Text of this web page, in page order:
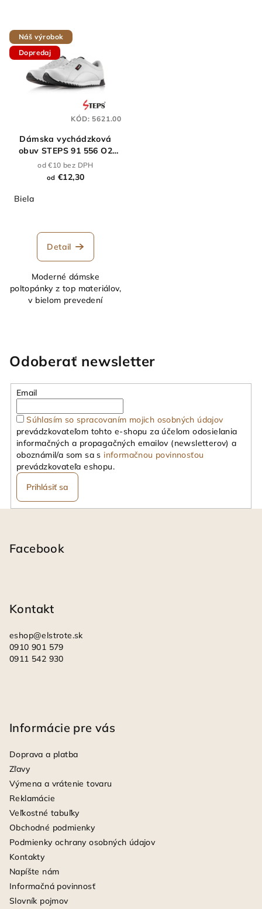
Náš výrobok
Dopredaj
Dámska vychádzková
obuv STEPS 91 556 O2
biela
od €10 bez DPH
od €12,30
Biela
Detail
Moderné dámske
poltopánky z top materiálov,
v bielom prevedení
KÓD: 5621.00
Odoberať newsletter
Email
Súhlasím so spracovaním mojich osobných údajov
prevádzkovateľom tohto e-shopu za účelom odosielania
informačných a propagačných emailov (newsletterov) a
oboznámil/a som sa s informačnou povinnosťou
prevádzkovateľa eshopu.
Prihlásiť sa
Facebook
Kontakt
eshop@elstrote.sk
0910 901 579
0911 542 930
Informácie pre vás
Doprava a platba
Zľavy
Výmena a vrátenie tovaru
Reklamácie
Veľkostné tabuľky
Obchodné podmienky
Podmienky ochrany osobných údajov
Kontakty
Napíšte nám
Informačná povinnosť
Slovník pojmov